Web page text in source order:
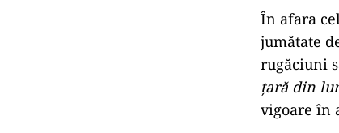
În afara
jumătate
rugăciuni
ţară din
vigoare în